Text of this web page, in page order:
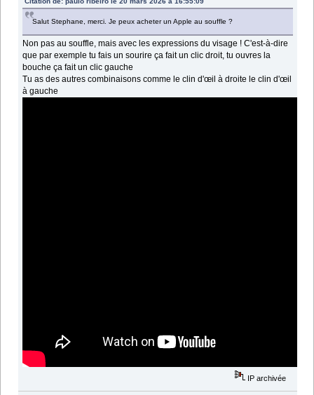
Salut Stephane, merci. Je peux acheter un Apple au souffle ?
Non pas au souffle, mais avec les expressions du visage ! C'est-à-dire
que par exemple tu fais un sourire ça fait un clic droit, tu ouvres la
bouche ça fait un clic gauche
Tu as des autres combinaisons comme le clin d'œil à droite le clin d'œil
à gauche
IP archivée